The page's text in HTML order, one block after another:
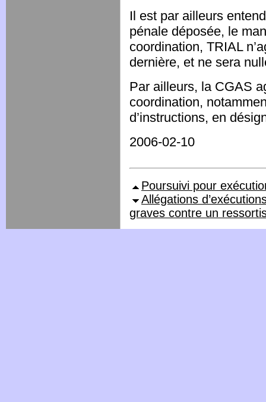
Il est par ailleurs
pénale déposée, le
coordination, TRIAL
dernière, et ne sera
Par ailleurs, la CGAS
coordination,
d’instructions, en
2006-02-10
Poursuivi pour
Allégations
graves contre un